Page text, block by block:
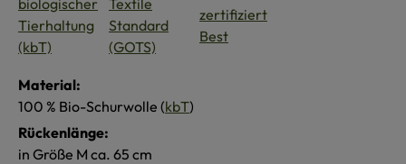
Material:
100 % Bio-Schurwolle (kbT)
Rückenlänge:
in Größe M ca. 65 cm